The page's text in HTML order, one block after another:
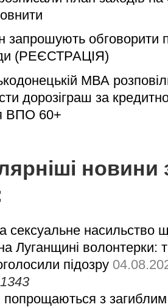
запрошують обговорити
(РЕЄСТРАЦІЯ)
МВА
дорозіграш за
ВПО 60+
новини
сексуальне насильство
Луганщині волонтерки:
підозру
1343
попрощаються з загиблим